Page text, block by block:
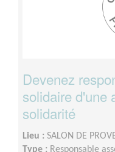
Devenez
solidaire d'une
solidarité
Lieu : SALON DE
Type : Responsable